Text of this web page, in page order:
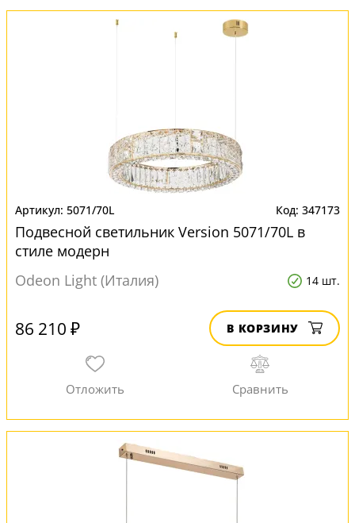
5071/70L 347173
Подвесной светильник Version 5071/70L в
стиле модерн
Odeon Light (Италия)
14 шт.
86 210 ₽ В КОРЗИНУ